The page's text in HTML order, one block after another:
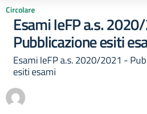
Circolare
Esami IeFP a.s.
Pubblicazione esiti
Esami IeFP a.s. 2020/2021 -
esiti esami